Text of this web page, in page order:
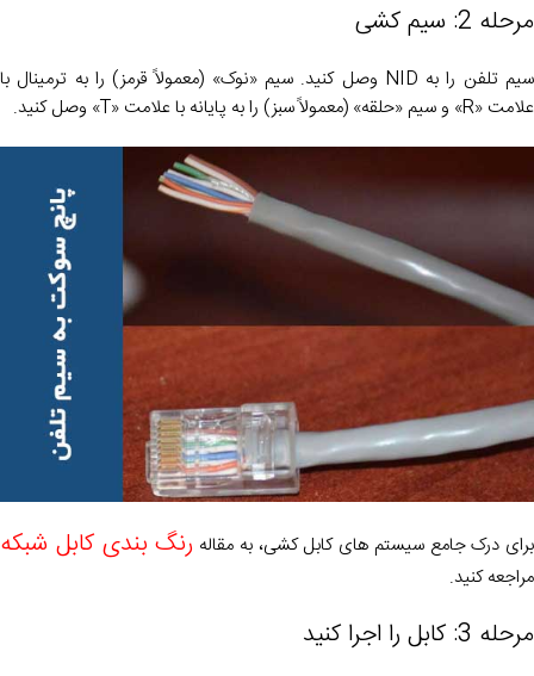
مرحله 2: سیم کشی
سیم تلفن را به NID وصل کنید. سیم «نوک» (معمولاً قرمز) را به ترمینال با
علامت «R» و سیم «حلقه» (معمولاً سبز) را به پایانه با علامت «T» وصل کنید.
برای درک جامع سیستم های کابل کشی، به مقاله رنگ بندی کابل شبکه
مراجعه کنید.
مرحله 3: کابل را اجرا کنید